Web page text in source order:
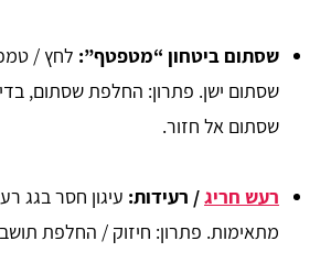
שסתום ביטחון “מטפטף”: לחץ /
שסתום ישן. פתרון: החלפת שסתום,
שסתום אל חזור.
רעש חריג/ רעידות: עיגון חסר בגג
מתאימות. פתרון: חיזוק / החלפת